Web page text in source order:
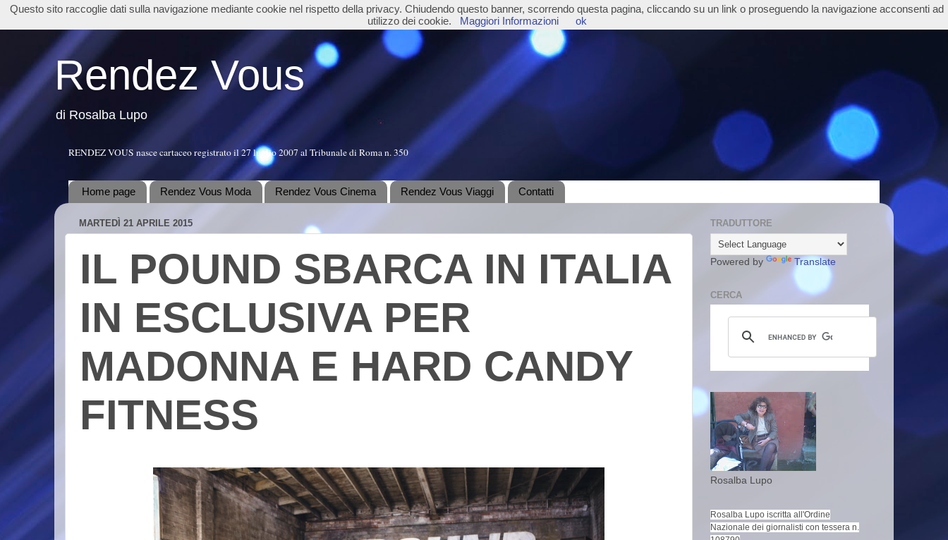
Rendez Vous
di Rosalba Lupo
RENDEZ VOUS nasce cartaceo registrato il 27 luglio 2007 al Tribunale di Roma n. 350
Home page Rendez Vous Moda Rendez Vous Cinema Rendez Vous Viaggi Contatti
MARTEDÌ 21 APRILE 2015
IL POUND SBARCA IN ITALIA
IN ESCLUSIVA PER
MADONNA E HARD CANDY
FITNESS
TRADUTTORE
Powered by Translate
CERCA
Rosalba Lupo
Rosalba Lupo iscritta all'Ordine
Nazionale dei giornalisti con tessera n.
Questo sito raccoglie dati sulla navigazione mediante cookie nel rispetto della privacy. Chiudendo questo banner, scorrendo questa pagina, cliccando su un link o proseguendo la navigazione acconsenti ad
utilizzo dei cookie.
Maggiori Informazioni ok